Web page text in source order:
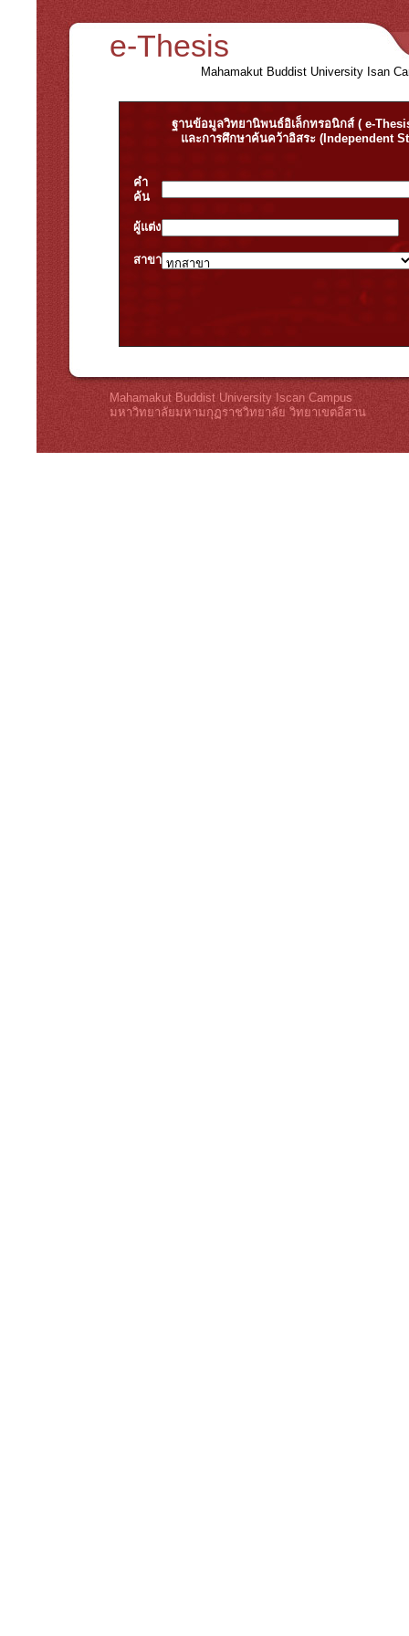
e-Thesis
Mahamakut Buddist University Isan
ฐานข้อมูลวิทยานิพนธ์อิเล็กทรอนิกส์ ( e-
และการศึกษาค้นคว้าอิสระ (Independent
คำ
ค้น
ผู้แต่ง
สาขา
Mahamakut Buddist University Iscan Campus
มหาวิทยาลัยมหามกุฏราชวิทยาลัย วิทยาเขตอีสาน